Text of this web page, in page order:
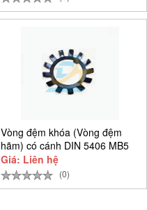
Vòng đệm khóa (Vòng đệm
hãm) có cánh DIN 5406 MB5
D25
Giá: Liên hệ
(0)